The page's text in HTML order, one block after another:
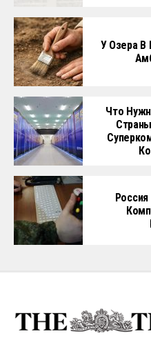
У Озера В
Что